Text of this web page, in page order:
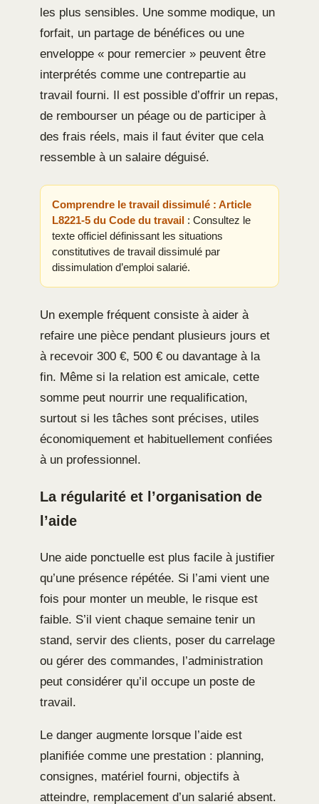
les plus sensibles. Une somme modique, un
forfait, un partage de bénéfices ou une
enveloppe « pour remercier » peuvent être
interprétés comme une contrepartie au
travail fourni. Il est possible d’offrir un repas,
de rembourser un péage ou de participer à
des frais réels, mais il faut éviter que cela
ressemble à un salaire déguisé.
Comprendre le travail dissimulé : Article
L8221-5 du Code du travail : Consultez le
texte officiel définissant les situations
constitutives de travail dissimulé par
dissimulation d’emploi salarié.
Un exemple fréquent consiste à aider à
refaire une pièce pendant plusieurs jours et
à recevoir 300 €, 500 € ou davantage à la
fin. Même si la relation est amicale, cette
somme peut nourrir une requalification,
surtout si les tâches sont précises, utiles
économiquement et habituellement confiées
à un professionnel.
La régularité et l’organisation de
l’aide
Une aide ponctuelle est plus facile à justifier
qu’une présence répétée. Si l’ami vient une
fois pour monter un meuble, le risque est
faible. S’il vient chaque semaine tenir un
stand, servir des clients, poser du carrelage
ou gérer des commandes, l’administration
peut considérer qu’il occupe un poste de
travail.
Le danger augmente lorsque l’aide est
planifiée comme une prestation : planning,
consignes, matériel fourni, objectifs à
atteindre, remplacement d’un salarié absent.